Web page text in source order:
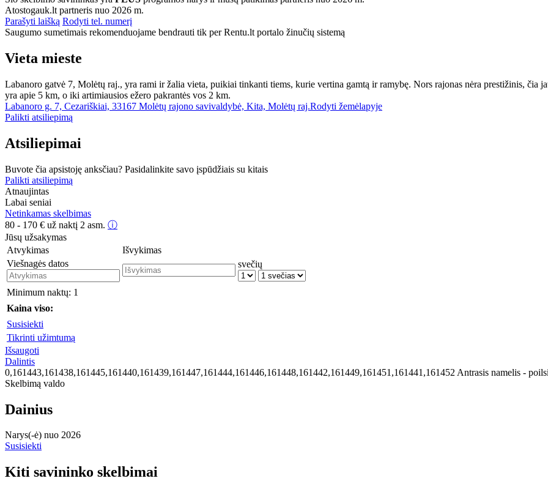
Atostogauk.lt partneris nuo 2026 m.
Parašyti laišką Rodyti tel. numerį
Saugumo sumetimais rekomenduojame bendrauti tik per Rentu.lt portalo žinučių sistemą
Vieta mieste
Labanoro gatvė 7, Molėtų raj., yra rami ir žalia vieta, puikiai tinkanti tiems, kurie vertina gamtą ir ramybę. Nors rajonas nėra prestižinis, čia
yra apie 5 km, o iki artimiausios ežero pakrantės vos 2 km.
Labanoro g. 7, Cezariškiai, 33167 Molėtų rajono savivaldybė, Kita, Molėtų raj.Rodyti žemėlapyje
Palikti atsiliepimą
Atsiliepimai
Buvote čia apsistoję anksčiau? Pasidalinkite savo įspūdžiais su kitais
Palikti atsiliepimą
Atnaujintas
Labai seniai
Netinkamas skelbimas
80 - 170 € už naktį 2 asm. ⓘ
Jūsų užsakymas
Atvykimas
Išvykimas
Viešnagės datos
svečių
Minimum naktų: 1
Kaina viso:
Susisiekti
Tikrinti užimtumą
Išsaugoti
Dalintis
0,161443,161438,161445,161440,161439,161447,161444,161446,161448,161442,161449,161451,161441,161452 Antrasis namelis -
Skelbimą valdo
Dainius
Narys(-ė) nuo 2026
Susisiekti
Kiti savininko skelbimai